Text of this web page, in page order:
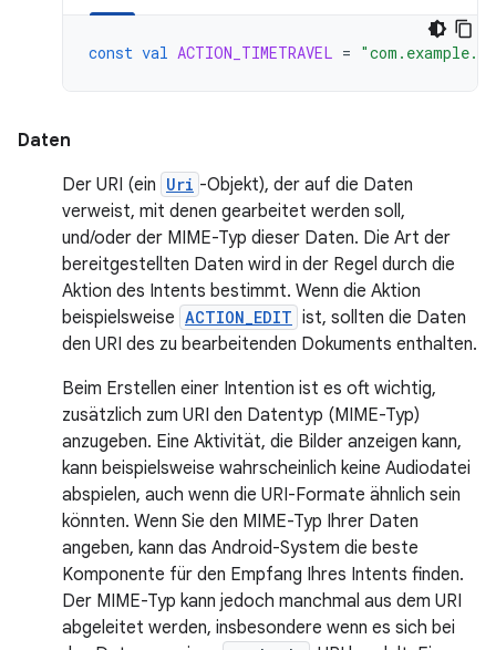
const val ACTION_TIMETRAVEL =
Daten
Der URI (ein Uri -Objekt), der auf die Daten
verweist, mit denen gearbeitet werden soll,
und/oder der MIME-Typ dieser Daten. Die Art der
bereitgestellten Daten wird in der Regel durch die
Aktion des Intents bestimmt. Wenn die Aktion
beispielsweise ACTION_EDIT ist, sollten die Daten
den URI des zu bearbeitenden Dokuments enthalten.
Beim Erstellen einer Intention ist es oft wichtig,
zusätzlich zum URI den Datentyp (MIME-Typ)
anzugeben. Eine Aktivität, die Bilder anzeigen kann,
kann beispielsweise wahrscheinlich keine Audiodatei
abspielen, auch wenn die URI-Formate ähnlich sein
könnten. Wenn Sie den MIME-Typ Ihrer Daten
angeben, kann das Android-System die beste
Komponente für den Empfang Ihres Intents finden.
Der MIME-Typ kann jedoch manchmal aus dem URI
abgeleitet werden, insbesondere wenn es sich bei